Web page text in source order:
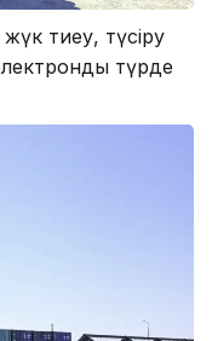
тиеу, түсіру
түрде